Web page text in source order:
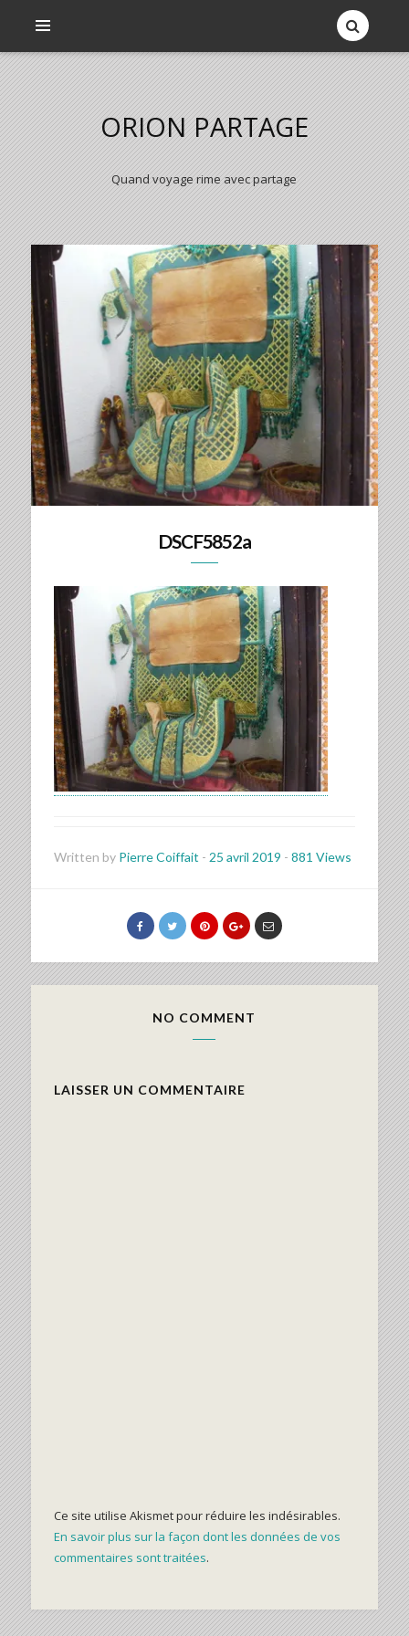
ORION PARTAGE
Quand voyage rime avec partage
DSCF5852a
Written by Pierre Coiffait - 25 avril 2019 - 881 Views
NO COMMENT
LAISSER UN COMMENTAIRE
Ce site utilise Akismet pour réduire les indésirables.
En savoir plus sur la façon dont les données de vos
commentaires sont traitées.